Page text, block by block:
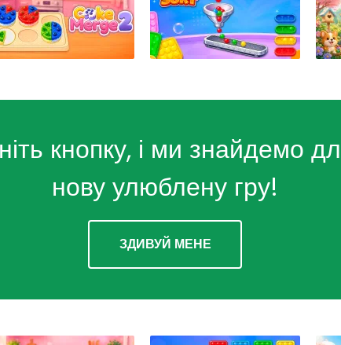
кнопку, і ми знайдемо
нову улюблену гру!
ЗДИВУЙ МЕНЕ